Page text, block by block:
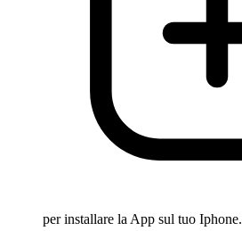
per installare la App sul tuo Iphone.